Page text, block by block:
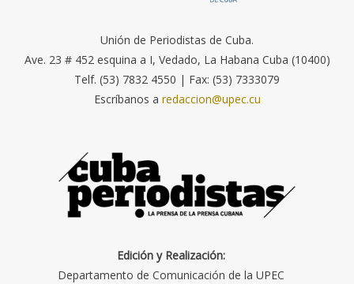
Unión de Periodistas de Cuba.
Ave. 23 # 452 esquina a I, Vedado, La Habana Cuba (10400)
Telf. (53) 7832 4550 | Fax: (53) 7333079
Escríbanos a redaccion@upec.cu
Edición y Realización:
Departamento de Comunicación de la UPEC